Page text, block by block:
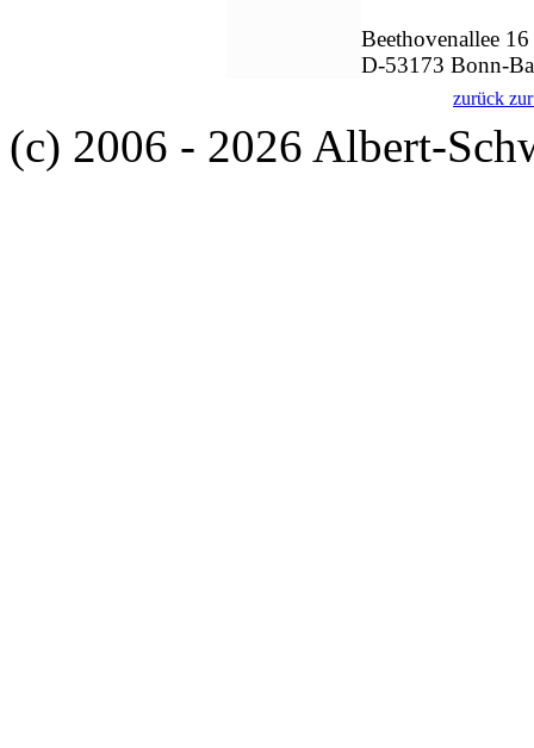
Beethovenallee 16
D-53173 Bonn-
zurück
(c) 2006 - 2026 Albert-